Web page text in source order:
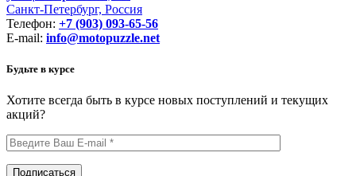
Санкт-Петербург, Россия
Телефон: +7 (903) 093-65-56
E-mail: info@motopuzzle.net
Будьте в курсе
Хотите всегда быть в курсе новых поступлений и текущих
акций?